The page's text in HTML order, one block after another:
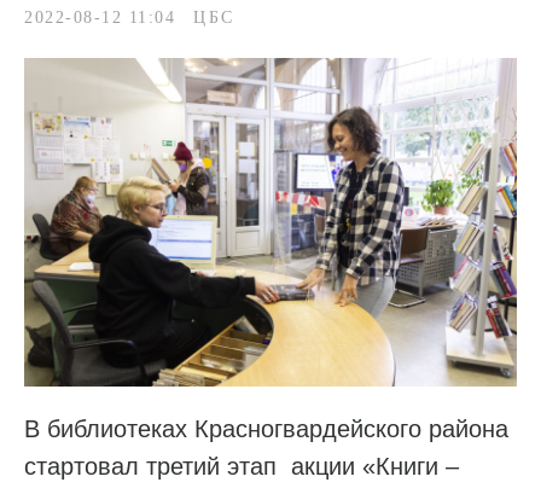
2022-08-12 11:04 ЦБС
В библиотеках Красногвардейского района
стартовал третий этап акции «Книги –